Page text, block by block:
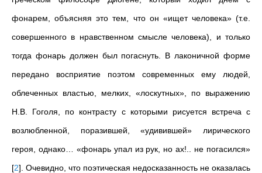
фонарем, объясняя это тем, что он «ищет человека» (т.е.
совершенного в нравственном смысле человека), и только
тогда фонарь должен был погаснуть. В лаконичной форме
передано восприятие поэтом современных ему людей,
облеченных властью, мелких, «лоскутных», по выражению
Н.В. Гоголя, по контрасту с которыми рисуется встреча с
возлюбленной, поразившей, «удивившей» лирического
героя, однако… «фонарь упал из рук, но ах!.. не погасился»
[2] . Очевидно, что поэтическая недосказанность не оказалась